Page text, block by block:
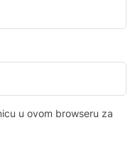
u ovom browseru za